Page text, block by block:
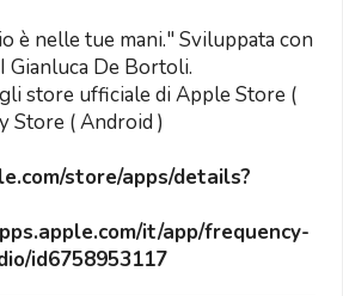
è nelle tue mani." Sviluppata con
Gianluca De Bortoli.
store ufficiale di Apple Store (
Store ( Android )
store/apps/details?
it/app/frequency-
id6758953117